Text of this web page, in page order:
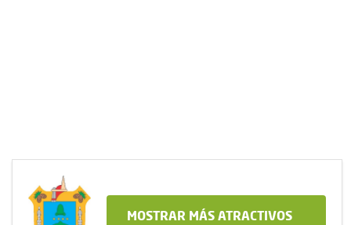
MOSTRAR MÁS ATRACTIVOS